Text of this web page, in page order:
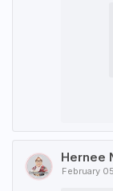
Hernee
February